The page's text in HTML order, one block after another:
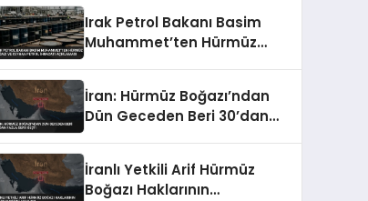
Irak Petrol Bakanı Basim
Muhammet’ten Hürmüz
İran: Hürmüz Boğazı’ndan
Dün Geceden Beri 30’dan
İranlı Yetkili Arif Hürmüz
Boğazı Haklarının